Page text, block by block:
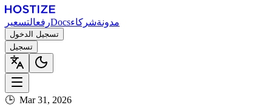
رفعالتسعير Docs مدونةشركاء
تسجيل الدخول
تسجيل
🕒 Mar 31, 2026